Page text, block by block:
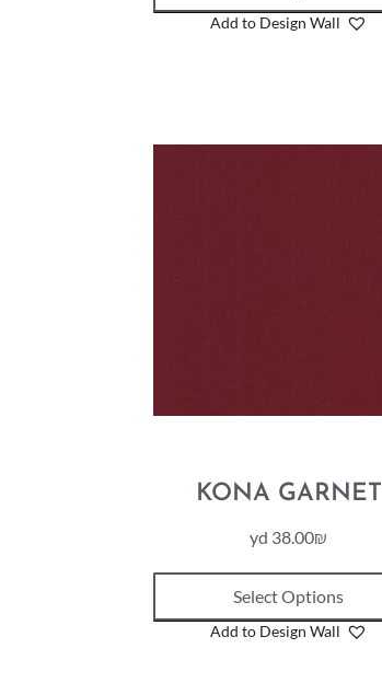
Add to Design Wall
KONA GARNET
38.00₪
Select Options
Add to Design Wall